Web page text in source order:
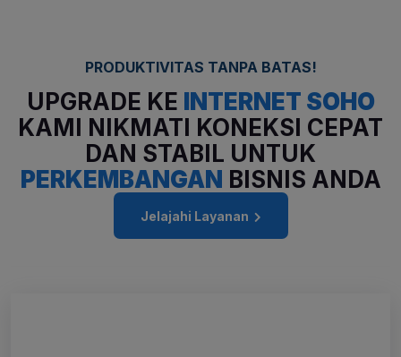
PRODUKTIVITAS TANPA BATAS!
UPGRADE KE INTERNET SOHO
KAMI NIKMATI KONEKSI CEPAT
DAN STABIL UNTUK
PERKEMBANGAN BISNIS ANDA
Jelajahi Layanan